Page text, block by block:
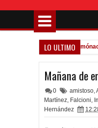
LO ULTIMO
la oferta formal por Lomónaco
Mañana de
0 amistoso,
Martínez, Falcioni,
Hernández